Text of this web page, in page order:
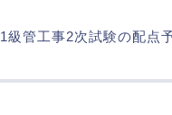
1級管工事2次試験の配点